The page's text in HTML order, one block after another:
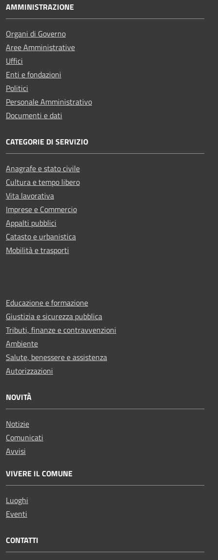
AMMINISTRAZIONE
Organi di Governo
Aree Amministrative
Uffici
Enti e fondazioni
Politici
Personale Amministrativo
Documenti e dati
CATEGORIE DI SERVIZIO
Anagrafe e stato civile
Cultura e tempo libero
Vita lavorativa
Imprese e Commercio
Appalti pubblici
Catasto e urbanistica
Mobilità e trasporti
Educazione e formazione
Giustizia e sicurezza pubblica
Tributi, finanze e contravvenzioni
Ambiente
Salute, benessere e assistenza
Autorizzazioni
NOVITÀ
Notizie
Comunicati
Avvisi
VIVERE IL COMUNE
Luoghi
Eventi
CONTATTI